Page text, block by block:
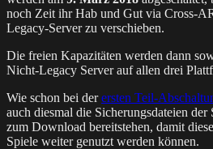
noch Zeit ihr Hab und Gut via Cross-
Legacy-Server zu verschieben.
Die freien Kapazitäten werden dann
Nicht-Legacy Server auf allen drei
Wie schon bei derersten Teil-
auch diesmal die Sicherungsdateien
zum Download bereitstehen, damit
Spiele weiter genutzt werden können.